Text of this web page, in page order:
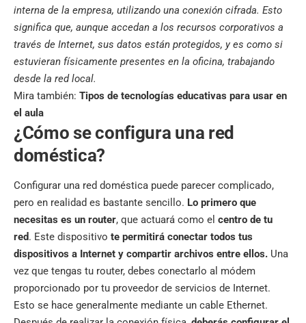
interna de la empresa, utilizando una conexión cifrada. Esto
significa que, aunque accedan a los recursos corporativos a
través de Internet, sus datos están protegidos, y es como si
estuvieran físicamente presentes en la oficina, trabajando
desde la red local.
Mira también: Tipos de tecnologías educativas para usar en
el aula
¿Cómo se configura una red
doméstica?
Configurar una red doméstica puede parecer complicado,
pero en realidad es bastante sencillo. Lo primero que
necesitas es un router, que actuará como el centro de tu
red. Este dispositivo te permitirá conectar todos tus
dispositivos a Internet y compartir archivos entre ellos. Una
vez que tengas tu router, debes conectarlo al módem
proporcionado por tu proveedor de servicios de Internet.
Esto se hace generalmente mediante un cable Ethernet.